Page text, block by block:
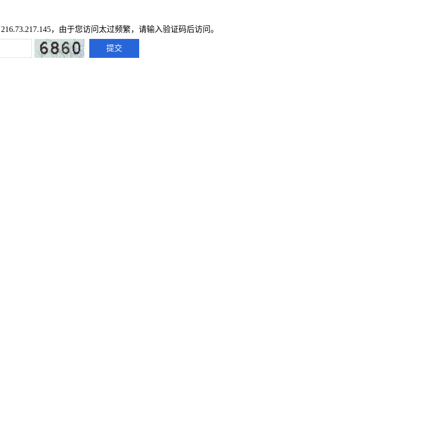
，由于您访问太过频繁，请输入验证码后访问。